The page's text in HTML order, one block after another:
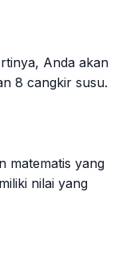
Anda akan
8 cangkir susu.
matematis yang
nilai yang